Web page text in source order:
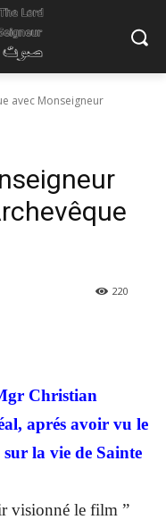
avec Monseigneur
220
Christian
aprés avoir vu le
la vie de Sainte
visionné le film ”